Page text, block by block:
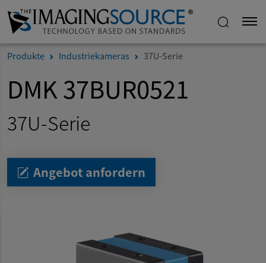
Produkte Industriekameras 37U-Serie
DMK 37BUR0521
37U-Serie
Angebot anfordern